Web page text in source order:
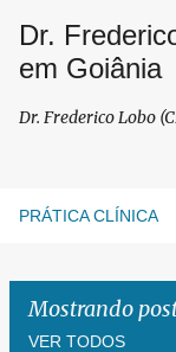
Dr.
em Goiânia
Dr. Frederico Lobo
PRÁTICA CLÍNICA
Mostrando
VER TODOS